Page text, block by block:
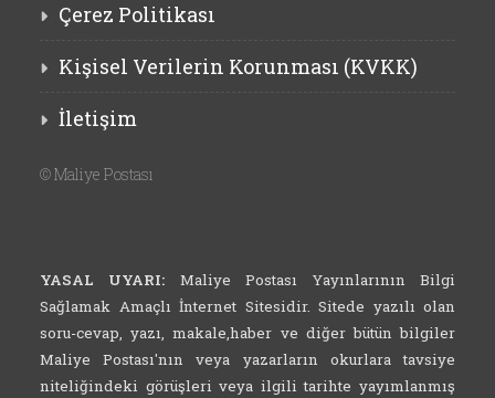
Çerez Politikası
Kişisel Verilerin Korunması (KVKK)
İletişim
©Maliye Postası
YASAL UYARI: Maliye Postası Yayınlarının Bilgi
Sağlamak Amaçlı İnternet Sitesidir. Sitede yazılı olan
soru-cevap, yazı, makale,haber ve diğer bütün bilgiler
Maliye Postası'nın veya yazarların okurlara tavsiye
niteliğindeki görüşleri veya ilgili tarihte yayımlanmış